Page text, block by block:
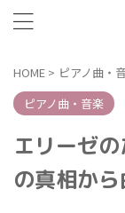
HOME > ピアノ曲・
ピアノ曲・音楽
エリーゼ
の真相か